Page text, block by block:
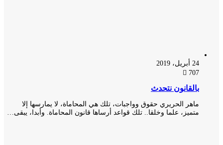
بالقانون نتحدث
ماهر الحريري حقوق وواجبات، تلك هي المحاماة، لا يمارسها إلا
متميز، علما وخلقا.. تلك قواعد أرساها قانون المحاماة. وأبدا، يبقى…